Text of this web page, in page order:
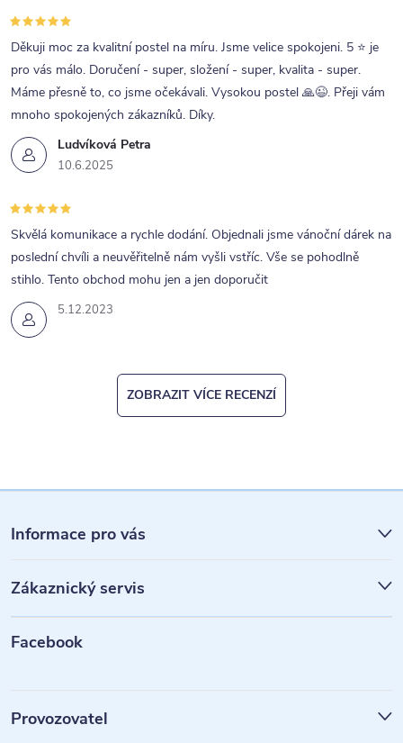
Ludvíková Petra
10.6.2025
Děkuji moc za kvalitní postel na míru. Jsme velice spokojeni. 5 ⭐ je
pro vás málo. Doručení - super, složení - super, kvalita - super.
Máme přesně to, co jsme očekávali. Vysokou postel 🙏😉. Přeji vám
mnoho spokojených zákazníků. Díky.
5.12.2023
Skvělá komunikace a rychle dodání. Objednali jsme vánoční dárek na
poslední chvíli a neuvěřitelně nám vyšli vstříc. Vše se pohodlně
stihlo. Tento obchod mohu jen a jen doporučit
ZOBRAZIT VÍCE RECENZÍ
á
p
a
Informace pro vás
Zákaznický servis
Facebook
Provozovatel